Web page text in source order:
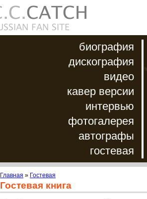
биография
дискография
видео
кавер версии
интервью
фотогалерея
автографы
гостевая
Главная » Гостевая
Гостевая книга